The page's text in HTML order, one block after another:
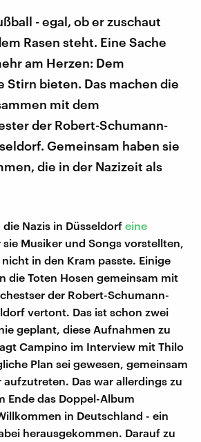
- egal, ob er zuschaut
Rasen steht. Eine Sache
am Herzen: Dem
Stirn bieten. Das machen die
mit dem
der Robert-Schumann-
Gemeinsam haben sie
die in der Nazizeit als
Nazis in Düsseldorf eine
sie Musiker und Songs vorstellten,
in den Kram passte. Einige
die Toten Hosen gemeinsam mit
der Robert-Schumann-
vertont. Das ist schon zwei
geplant, diese Aufnahmen zu
Campino im Interview mit Thilo
Plan sei gewesen, gemeinsam
Das war allerdings zu
Ende das Doppel-Album
in Deutschland - ein
herausgekommen. Darauf zu